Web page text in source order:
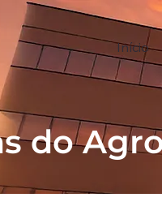
Início
do